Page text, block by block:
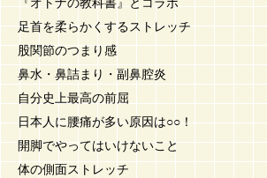
足首を柔らかくするストレッチ
股関節のつまり感
鼻水・鼻詰まり・副鼻腔炎
自分史上最高の前屈
日本人に腰痛が多い原因は○○！
開脚でやってはいけないこと
体の側面ストレッチ